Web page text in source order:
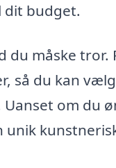
dit budget.
du måske tror.
så du kan
om du